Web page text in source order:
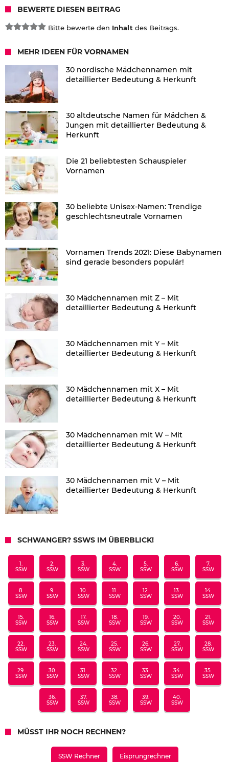
BEWERTE DIESEN BEITRAG
Bitte bewerte den Inhalt des Beitrags.
MEHR IDEEN FÜR VORNAMEN
30 nordische Mädchennamen mit
detaillierter Bedeutung & Herkunft
30 altdeutsche Namen für Mädchen &
Jungen mit detaillierter Bedeutung &
Herkunft
Die 21 beliebtesten Schauspieler
Vornamen
30 beliebte Unisex-Namen: Trendige
geschlechtsneutrale Vornamen
Vornamen Trends 2021: Diese Babynamen
sind gerade besonders populär!
30 Mädchennamen mit Z – Mit
detaillierter Bedeutung & Herkunft
30 Mädchennamen mit Y – Mit
detaillierter Bedeutung & Herkunft
30 Mädchennamen mit X – Mit
detaillierter Bedeutung & Herkunft
30 Mädchennamen mit W – Mit
detaillierter Bedeutung & Herkunft
30 Mädchennamen mit V – Mit
detaillierter Bedeutung & Herkunft
SCHWANGER? SSWS IM ÜBERBLICK!
1.
SSW
2.
SSW
3.
SSW
4.
SSW
5.
SSW
6.
SSW
7.
SSW
8.
SSW
9.
SSW
10.
SSW
11.
SSW
12.
SSW
13.
SSW
14.
SSW
15.
SSW
16.
SSW
17.
SSW
18.
SSW
19.
SSW
20.
SSW
21.
SSW
22.
SSW
23.
SSW
24.
SSW
25.
SSW
26.
SSW
27.
SSW
28.
SSW
29.
SSW
30.
SSW
31.
SSW
32.
SSW
33.
SSW
34.
SSW
35.
SSW
36.
SSW
37.
SSW
38.
SSW
39.
SSW
40.
SSW
MÜSST IHR NOCH RECHNEN?
SSW Rechner Eisprungrechner